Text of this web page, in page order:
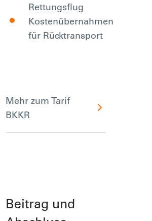
Rettungsflug
Kostenübernahmen
für Rücktransport
Mehr zum Tarif
BKKR
Beitrag und